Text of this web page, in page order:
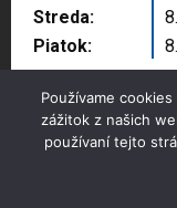
Streda:
Piatok:
Copyright ©
Používame
zážitok z našich
používaní tejto